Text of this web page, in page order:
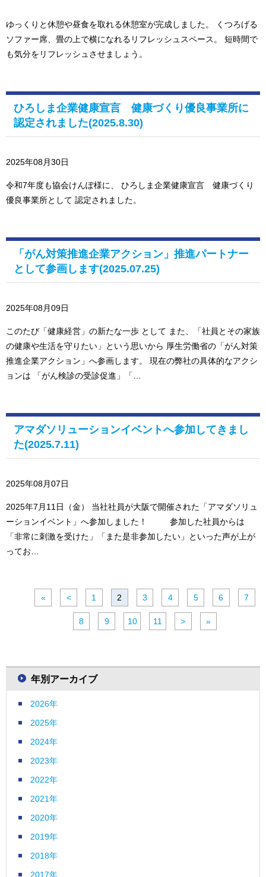
ゆっくりと休憩や昼食を取れる休憩室が完成しました。 くつろげる
ソファー席、畳の上で横になれるリフレッシュスペース。 短時間で
も気分をリフレッシュさせましょう。
ひろしま企業健康宣言 健康づくり優良事業所に
認定されました(2025.8.30)
2025年08月30日
令和7年度も協会けんぽ様に、 ひろしま企業健康宣言 健康づくり
優良事業所として 認定されました。
「がん対策推進企業アクション」推進パートナー
として参画します(2025.07.25)
2025年08月09日
このたび「健康経営」の新たな一歩 として また、「社員とその家族
の健康や生活を守りたい」という思いから 厚生労働省の「がん対策
推進企業アクション」へ参画します。 現在の弊社の具体的なアクシ
ョンは 「がん検診の受診促進」「…
アマダソリューションイベントへ参加してきまし
た(2025.7.11)
2025年08月07日
2025年7月11日（金） 当社社員が大阪で開催された「アマダソリュ
ーションイベント」へ参加しました！ 参加した社員からは
「非常に刺激を受けた」「また是非参加したい」といった声が上が
ってお…
« < 1 2 3 4 5 6 7
8 9 10 11 > »
年別アーカイブ
2026年
2025年
2024年
2023年
2022年
2021年
2020年
2019年
2018年
2017年